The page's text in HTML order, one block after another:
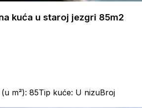
kuća u staroj jezgri 85m2
m²): 85Tip kuće: U nizuBroj